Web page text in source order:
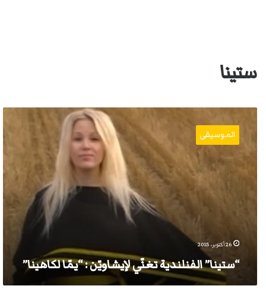
ستينا
“ستينا”
الفنلندية
لإيشاويّن
“يمّا
الموسيقى
26 أكتوبر، 2015
“ستينا” الفنلندية تغنّي لإيشاويّن : “يمّا لكاهينا”